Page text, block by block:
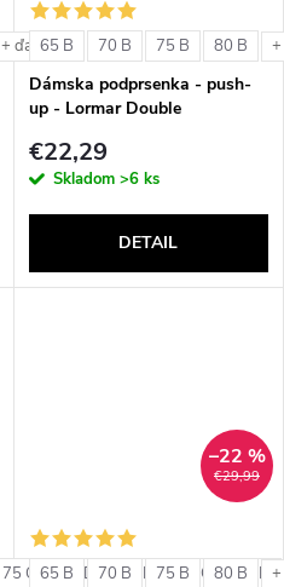
+ ďalšie65 B 70 B 75 B 80 B
Dámska podprsenka - push-
up - Lormar Double
€22,29
Skladom >6 ks
DETAIL
75 C 75 D 80 B 80 C 80 D
€29,99
–22 %
65 B 70 B 75 B 80 B